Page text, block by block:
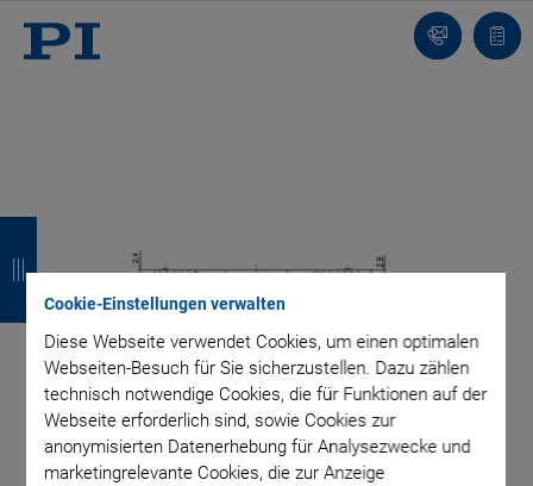
Cookie-Einstellungen verwalten
Diese Webseite verwendet Cookies, um einen optimalen
Webseiten-Besuch für Sie sicherzustellen. Dazu zählen
technisch notwendige Cookies, die für Funktionen auf der
Webseite erforderlich sind, sowie Cookies zur
anonymisierten Datenerhebung für Analysezwecke und
marketingrelevante Cookies, die zur Anzeige
Kontakt
u
r
ü
c
k
u
r
ü
c
k
u
r
ü
c
k
u
r
ü
c
k